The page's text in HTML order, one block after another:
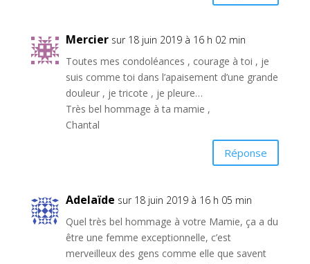
Mercier sur 18 juin 2019 à 16 h 02 min
Toutes mes condoléances , courage à toi , je
suis comme toi dans l’apaisement d’une grande
douleur , je tricote , je pleure…
Très bel hommage à ta mamie ,
Chantal
Réponse
Adelaïde sur 18 juin 2019 à 16 h 05 min
Quel très bel hommage à votre Mamie, ça a du
être une femme exceptionnelle, c’est
merveilleux des gens comme elle que savent